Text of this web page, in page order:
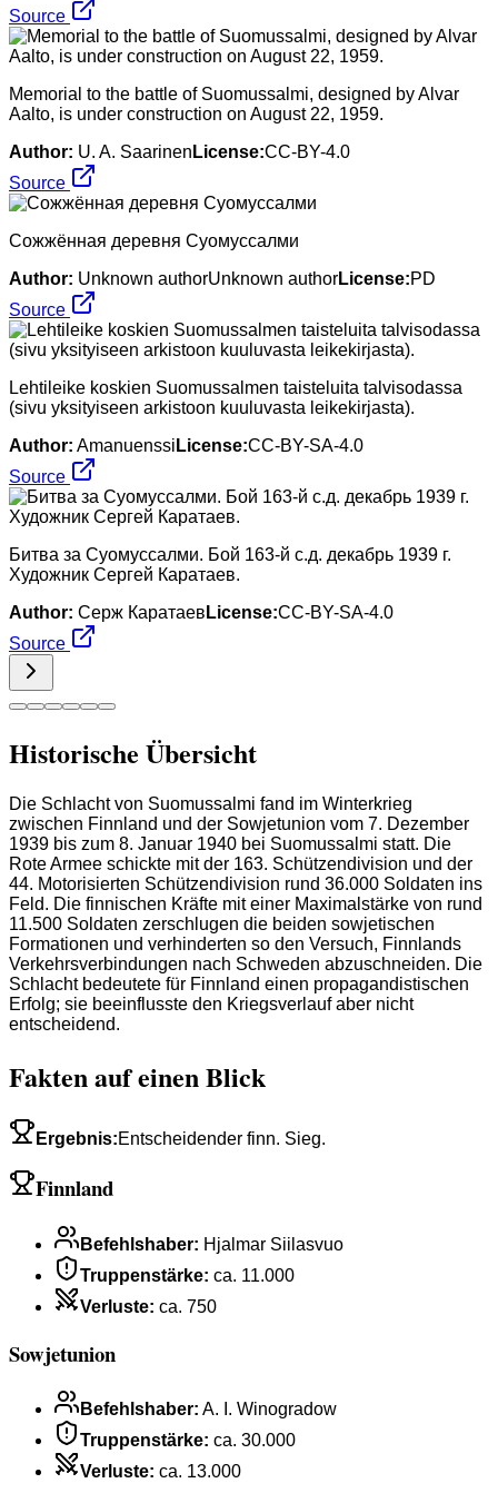
Source
Memorial to the battle of Suomussalmi, designed by Alvar
Aalto, is under construction on August 22, 1959.
Author: U. A. Saarinen License:CC-BY-4.0
Source
Сожжённая деревня Суомуссалми
Author: Unknown authorUnknown authorLicense:PD
Source
Lehtileike koskien Suomussalmen taisteluita talvisodassa
(sivu yksityiseen arkistoon kuuluvasta leikekirjasta).
Author: Amanuenssi License:CC-BY-SA-4.0
Source
Битва за Суомуссалми. Бой 163-й с.д. декабрь 1939 г.
Художник Сергей Каратаев.
Author: Серж Каратаев License:CC-BY-SA-4.0
Source
Historische Übersicht
Die Schlacht von Suomussalmi fand im Winterkrieg
zwischen Finnland und der Sowjetunion vom 7. Dezember
1939 bis zum 8. Januar 1940 bei Suomussalmi statt. Die
Rote Armee schickte mit der 163. Schützendivision und der
44. Motorisierten Schützendivision rund 36.000 Soldaten ins
Feld. Die finnischen Kräfte mit einer Maximalstärke von rund
11.500 Soldaten zerschlugen die beiden sowjetischen
Formationen und verhinderten so den Versuch, Finnlands
Verkehrsverbindungen nach Schweden abzuschneiden. Die
Schlacht bedeutete für Finnland einen propagandistischen
Erfolg; sie beeinflusste den Kriegsverlauf aber nicht
entscheidend.
Fakten auf einen Blick
Ergebnis:Entscheidender finn. Sieg.
Finnland
Befehlshaber: Hjalmar Siilasvuo
Truppenstärke: ca. 11.000
Verluste: ca. 750
Sowjetunion
Befehlshaber: A. I. Winogradow
Truppenstärke: ca. 30.000
Verluste: ca. 13.000